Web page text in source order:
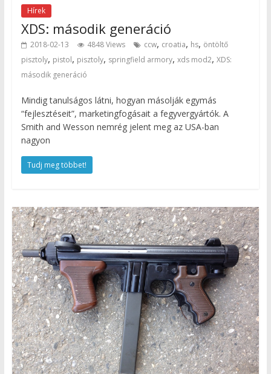
Hírek
XDS: második generáció
2018-02-13 4848 Views ccw, croatia, hs, öntöltő
pisztoly, pistol, pisztoly, springfield armory, xds mod2, XDS:
második generáció
Mindig tanulságos látni, hogyan másolják egymás
“fejlesztéseit”, marketingfogásait a fegyvergyártók. A
Smith and Wesson nemrég jelent meg az USA-ban
nagyon
Tudj meg többet!